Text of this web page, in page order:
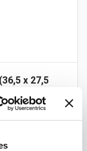
x 27,5
zit
bezorgd
gaat